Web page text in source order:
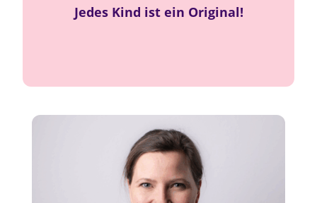
Jedes Kind ist ein Original!
und genauso darf es lernen mit
eigener
Geschichte
Begabung
.